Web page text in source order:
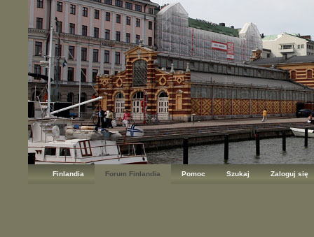
Finlandia Forum Finlandia Pomoc Szukaj Zaloguj się